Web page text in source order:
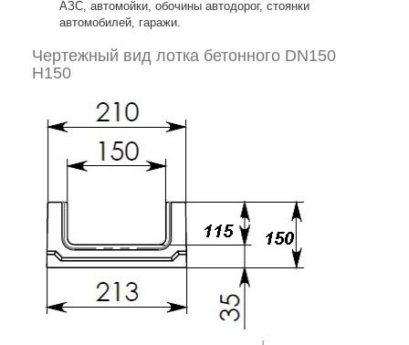
АЗС, автомойки, обочины автодорог, стоянки
автомобилей, гаражи.
Чертежный вид лотка бетонного DN150
H150